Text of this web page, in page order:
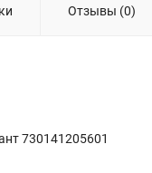
Отзывы (0)
730141205601